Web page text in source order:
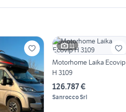
11
Motorhome Laika Ecovip
H 3109
126.787 €
Sanrocco Srl